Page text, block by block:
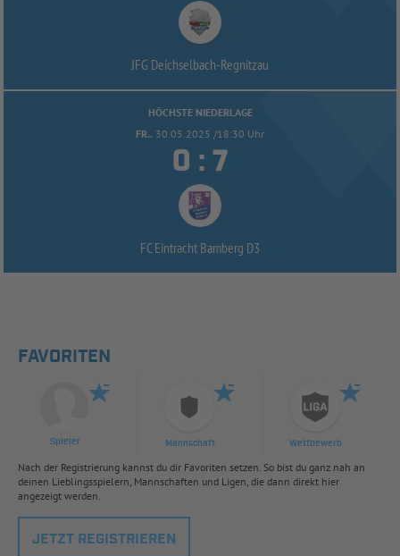
JFG Deichselbach-Regnitzau
HÖCHSTE NIEDERLAGE
FR.. 30.05.2025 /18:30 Uhr
 : 
FC Eintracht Bamberg D3
FAVORITEN
Spieler Mannschaft Wettbewerb
Nach der Registrierung kannst du dir Favoriten setzen. So bist du ganz nah an
deinen Lieblingsspielern, Mannschaften und Ligen, die dann direkt hier
angezeigt werden.
JETZT REGISTRIEREN